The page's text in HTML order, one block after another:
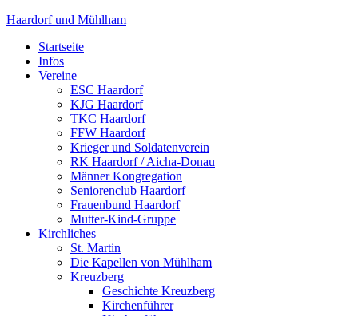
Haardorf und Mühlham
Startseite
Infos
Vereine
ESC Haardorf
KJG Haardorf
TKC Haardorf
FFW Haardorf
Krieger und Soldatenverein
RK Haardorf / Aicha-Donau
Männer Kongregation
Seniorenclub Haardorf
Frauenbund Haardorf
Mutter-Kind-Gruppe
Kirchliches
St. Martin
Die Kapellen von Mühlham
Kreuzberg
Geschichte Kreuzberg
Kirchenführer